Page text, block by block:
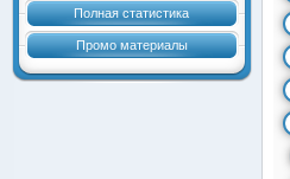
Полная статистика
Промо материалы